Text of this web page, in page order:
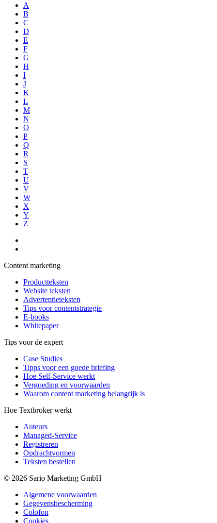
A
B
C
D
E
F
G
H
I
J
K
L
M
N
O
P
Q
R
S
T
U
V
W
X
Y
Z
Content marketing
Productteksten
Website teksten
Advertentieteksten
Tips voor contentstrategie
E-books
Whitepaper
Tips voor de expert
Case Studies
Tipps voor een goede briefing
Hoe Self-Service werkt
Vergoeding en voorwaarden
Waarom content marketing belangrijk is
Hoe Textbroker werkt
Auteurs
Managed-Service
Registreren
Opdrachtvormen
Teksten bestellen
© 2026 Sario Marketing GmbH
Algemene voorwaarden
Gegevensbescherming
Colofon
Cookies